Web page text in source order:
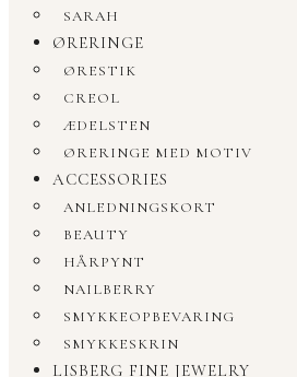
SARAH
ØRERINGE
ØRESTIK
CREOL
ÆDELSTEN
ØRERINGE MED MOTIV
ACCESSORIES
ANLEDNINGSKORT
BEAUTY
HÅRPYNT
NAILBERRY
SMYKKEOPBEVARING
SMYKKESKRIN
LISBERG FINE JEWELRY